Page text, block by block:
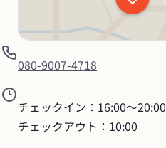
080-9007-4718
チェックイン：16:00〜20:00
チェックアウト：10:00